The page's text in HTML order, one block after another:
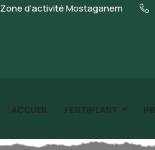
Zone d'activité Mostaganem
ACCUEIL FERTIPLANT